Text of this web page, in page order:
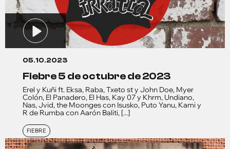
05.10.2023
fiebre 5 de octubre de 2023
Erel y Kuñi ft. Eksa, Raba, Txeto st y John Doe, Myer
Colón, El Panadero, El Has, Kay 07 y Khrm, Undiano,
Nas, Jvid, the Moonges con Isusko, Puto Yanu, Kami y
R de Rumba con Aarón Baliti, [...]
FIEBRE